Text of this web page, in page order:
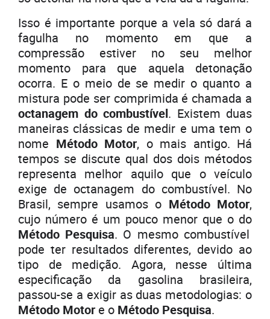
Isso é importante porque a vela só dará a
fagulha no momento em que a
compressão estiver no seu melhor
momento para que aquela detonação
ocorra. E o meio de se medir o quanto a
mistura pode ser comprimida é chamada a
octanagem do combustível. Existem duas
maneiras clássicas de medir e uma tem o
nome Método Motor, o mais antigo. Há
tempos se discute qual dos dois métodos
representa melhor aquilo que o veículo
exige de octanagem do combustível. No
Brasil, sempre usamos o Método Motor,
cujo número é um pouco menor que o do
Método Pesquisa. O mesmo combustível
pode ter resultados diferentes, devido ao
tipo de medição. Agora, nesse última
especificação da gasolina brasileira,
passou-se a exigir as duas metodologias: o
Método Motor e o Método Pesquisa.